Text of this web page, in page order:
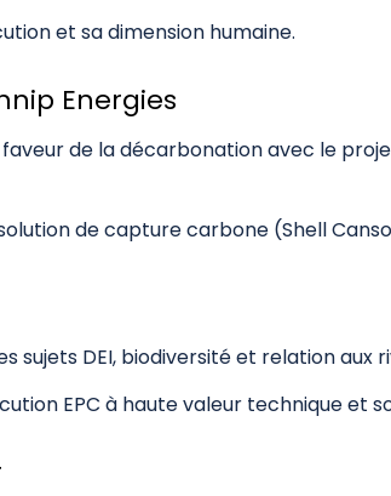
et sa dimension humaine.
Energies
de la décarbonation avec le
de capture carbone (Shell
sujets DEI, biodiversité et relation aux
EPC à haute valeur technique et